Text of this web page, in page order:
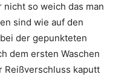
so weich das man
sind wie auf den
der gepunkteten
dem ersten Waschen
Reißverschluss kaputt